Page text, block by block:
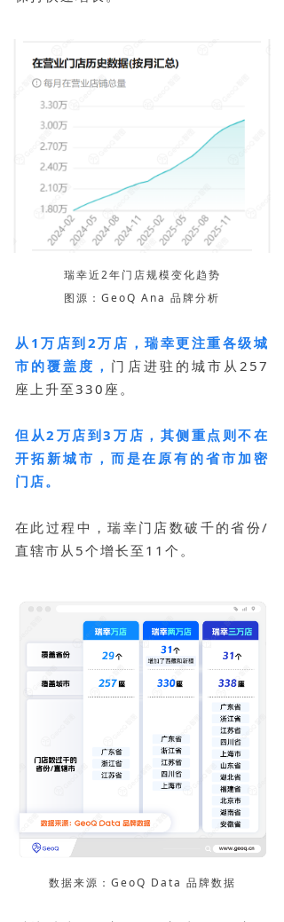
瑞幸近2年门店规模变化趋势
图源：GeoQ Ana 品牌分析
从1万店到2万店，瑞幸更注重各级城
市的覆盖度， 门店进驻的城市从257
座上升至330座。
但从2万店到3万店，其侧重点则不在
开拓新城市，而是在原有的省市加密
门店。
在此过程中，瑞幸门店数破千的省份/
直辖市从5个增长至11个。
数据来源：GeoQ Data 品牌数据